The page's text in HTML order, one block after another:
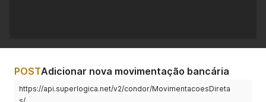
POSTAdicionar nova movimentação bancária
https://api.superlogica.net/v2/condor/MovimentacoesDireta